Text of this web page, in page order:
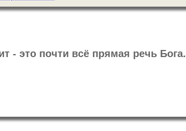
- это почти всё прямая речь Бога.